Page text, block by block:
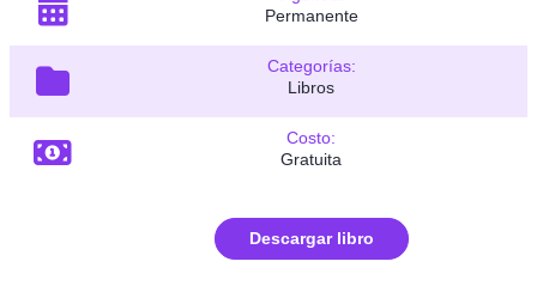
Permanente
Categorías:
Libros
Costo:
Gratuita
Descargar libro